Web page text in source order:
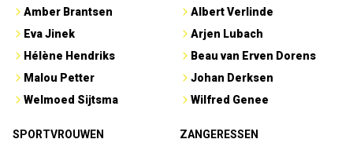
Amber Brantsen
Eva Jinek
Hélène Hendriks
Malou Petter
Welmoed Sijtsma
Albert Verlinde
Arjen Lubach
Beau van Erven Dorens
Johan Derksen
Wilfred Genee
SPORTVROUWEN
ZANGERESSEN